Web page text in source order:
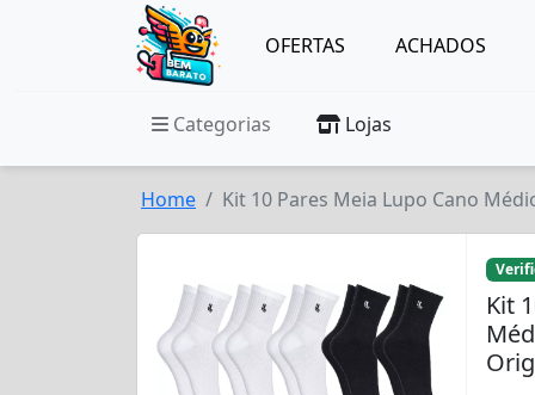
OFERTAS ACHADOS
Categorias Lojas
Home Kit 10 Pares Meia Lupo Cano
Kit